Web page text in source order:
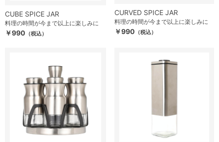
CUBE SPICE JAR
料理の時間が今まで以上に楽しみに
￥990 （税込）
CURVED SPICE JAR
料理の時間が今まで以上に楽しみに
￥990 （税込）